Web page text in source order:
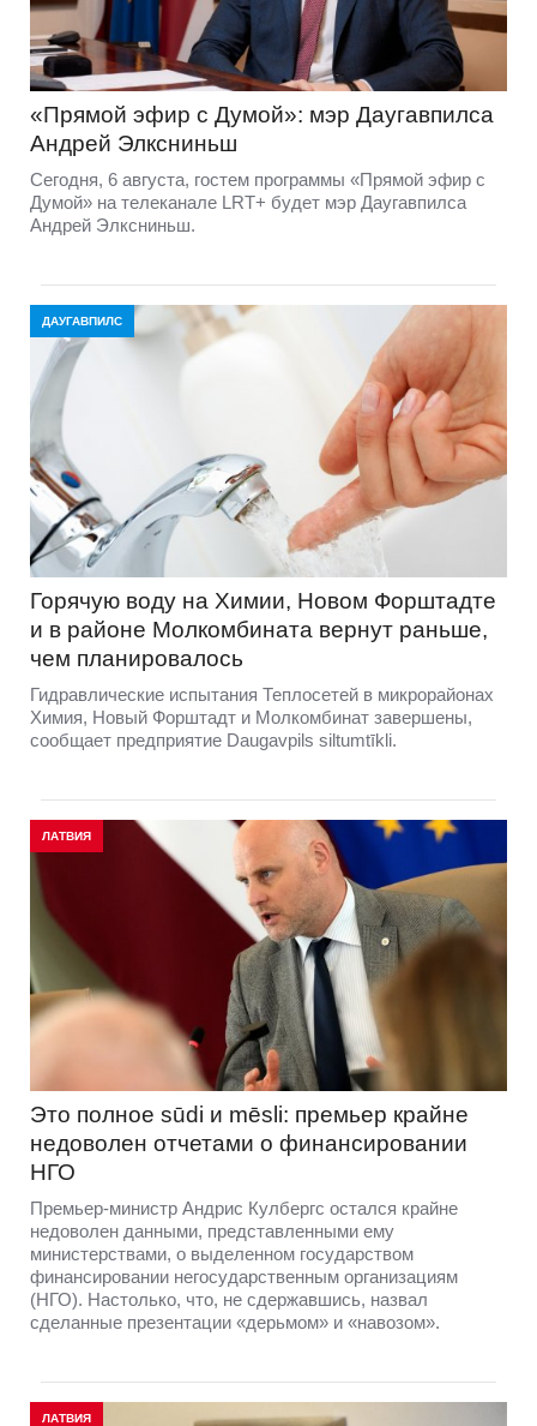
«Прямой эфир с Думой»: мэр Даугавпилса
Андрей Элксниньш
Сегодня, 6 августа, гостем программы «Прямой эфир с
Думой» на телеканале LRT+ будет мэр Даугавпилса
Андрей Элксниньш.
ДАУГАВПИЛС
Горячую воду на Химии, Новом Форштадте
и в районе Молкомбината вернут раньше,
чем планировалось
Гидравлические испытания Теплосетей в микрорайонах
Химия, Новый Форштадт и Молкомбинат завершены,
сообщает предприятие Daugavpils siltumtīkli.
ЛАТВИЯ
Это полное sūdi и mēsli: премьер крайне
недоволен отчетами о финансировании
НГО
Премьер-министр Андрис Кулбергс остался крайне
недоволен данными, представленными ему
министерствами, о выделенном государством
финансировании негосударственным организациям
(НГО). Настолько, что, не сдержавшись, назвал
сделанные презентации «дерьмом» и «навозом».
ЛАТВИЯ